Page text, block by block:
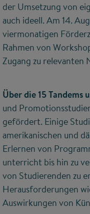
der Umsetzung von
auch ideell. Am 14.
viermonatigen
Rahmen von
Zugang zu relevanten
Über die 15 Tandems
und
gefördert. Einige
amerikanischen und
Erlernen von
unterricht bis hin zu
von Studierenden zu
Herausforderungen
Auswirkungen von